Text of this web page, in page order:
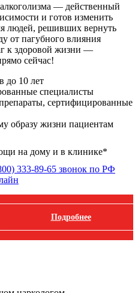
— действенный
и готов изменить
людей, решивших вернуть
от пагубного влияния
к здоровой жизни —
сейчас!
до 10 лет
специалисты
сертифицированные
образу жизни пациентам
на дому и в клинике*
333-89-65 звонок по РФ
Подробнее